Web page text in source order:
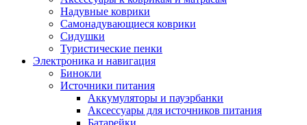
Надувные коврики
Самонадувающиеся коврики
Сидушки
Туристические пенки
Электроника и навигация
Бинокли
Источники питания
Аккумуляторы и пауэрбанки
Аксессуары для источников питания
Батарейки